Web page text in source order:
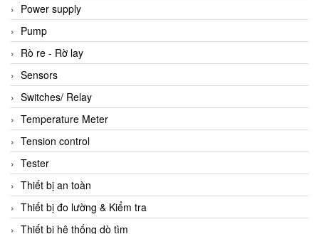
Power supply
Pump
Rò re - Rờ lay
Sensors
Switches/ Relay
Temperature Meter
Tension control
Tester
Thiết bị an toàn
Thiết bị đo lường & Kiểm tra
Thiết bị hệ thống dò tìm